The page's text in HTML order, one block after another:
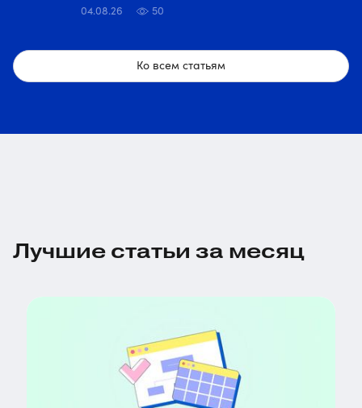
04.08.26 50
Ко всем статьям
Лучшие статьи за месяц